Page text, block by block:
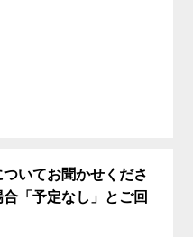
いてお聞かせくださ
「予定なし」とご回